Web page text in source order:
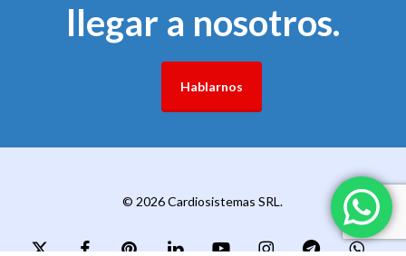
llegar a nosotros.
Hablarnos
© 2026 Cardiosistemas SRL.
x- facebookpinterestlinkedin youtubeinstagramtelegramwhatsapp